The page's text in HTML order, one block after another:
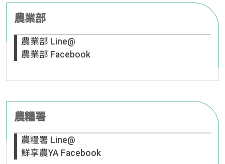
農業部
農業部 Line@
農業部 Facebook
農糧署
農糧署 Line@
鮮享農YA Facebook